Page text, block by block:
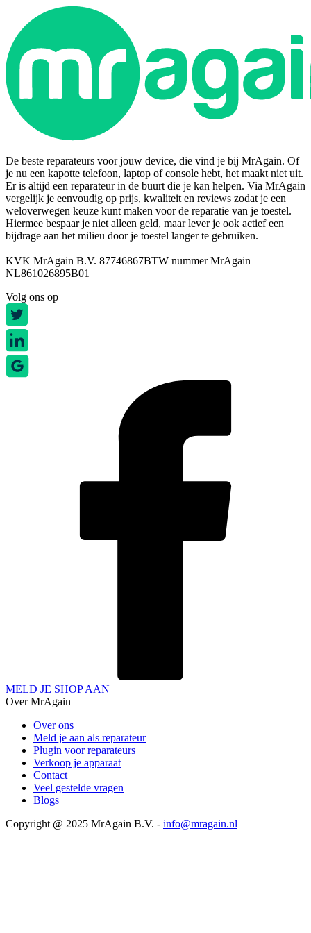
De beste reparateurs voor jouw device, die vind je bij MrAgain. Of
je nu een kapotte telefoon, laptop of console hebt, het maakt niet uit.
Er is altijd een reparateur in de buurt die je kan helpen. Via MrAgain
vergelijk je eenvoudig op prijs, kwaliteit en reviews zodat je een
weloverwegen keuze kunt maken voor de reparatie van je toestel.
Hiermee bespaar je niet alleen geld, maar lever je ook actief een
bijdrage aan het milieu door je toestel langer te gebruiken.
KVK MrAgain B.V. 87746867BTW nummer MrAgain
NL861026895B01
Volg ons op
MELD JE SHOP AAN
Over MrAgain
Over ons
Meld je aan als reparateur
Plugin voor reparateurs
Verkoop je apparaat
Contact
Veel gestelde vragen
Blogs
Copyright @ 2025 MrAgain B.V. - info@mragain.nl